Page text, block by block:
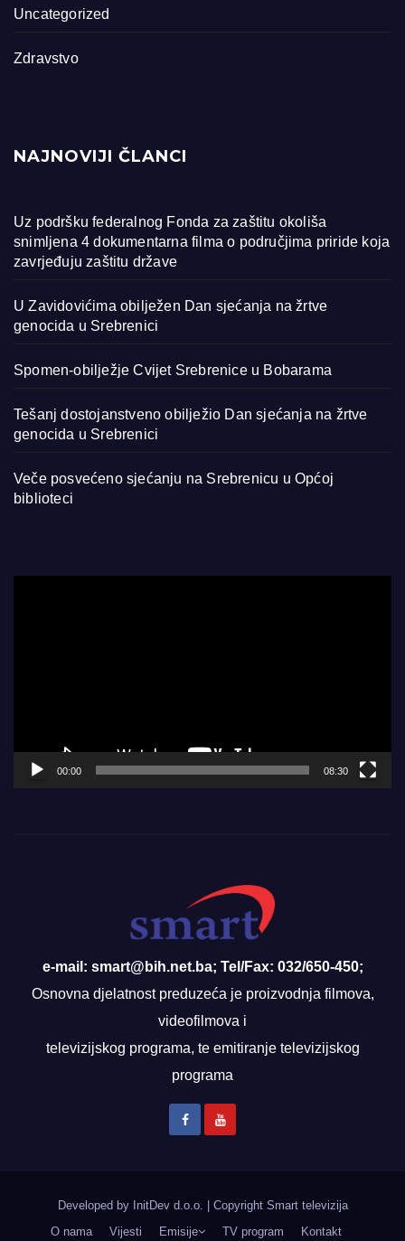
Uncategorized
Zdravstvo
NAJNOVIJI ČLANCI
Uz podršku federalnog Fonda za zaštitu okoliša
snimljena 4 dokumentarna filma o područjima priride koja
zavrjeđuju zaštitu države
U Zavidovićima obilježen Dan sjećanja na žrtve
genocida u Srebrenici
Spomen-obilježje Cvijet Srebrenice u Bobarama
Tešanj dostojanstveno obilježio Dan sjećanja na žrtve
genocida u Srebrenici
Veče posvećeno sjećanju na Srebrenicu u Općoj
biblioteci
00:00 08:30
e-mail: smart@bih.net.ba; Tel/Fax: 032/650-450;
Osnovna djelatnost preduzeća je proizvodnja filmova,
videofilmova i
televizijskog programa, te emitiranje televizijskog
programa
Developed by InitDev d.o.o.
Copyright Smart televizija
O nama
Vijesti Emisije TV program Kontakt